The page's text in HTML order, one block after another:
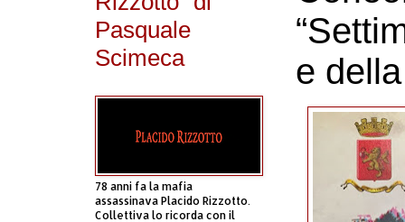
e
Pasquale
Scimeca
78 anni fa la mafia
assassinava Placido Rizzotto.
Collettiva lo ricorda con il